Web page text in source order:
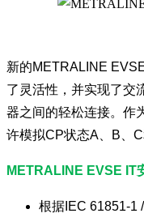
新的METRALINE
了灵活性，并实现了交
器之间的轻松连接。作
许模拟CP状态A、B、C
METRALINE EVSE IT
根据IEC 61851-1